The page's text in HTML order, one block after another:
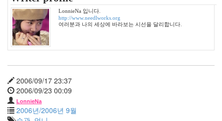
LonnieNa 입니다.
http://www.needlworks.org
여러분과 나의 세상에 바라보는 시선을 달리합니다.
2006/09/17 23:37
2006/09/23 00:09
LonnieNa
2006년/2006년 9월
3
월
6
2008
년
월
2008
년
5
월